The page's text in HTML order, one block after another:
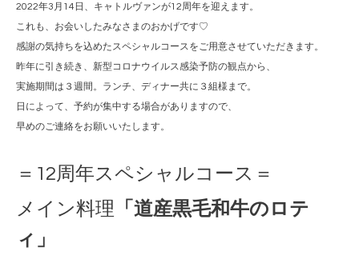
2022年3月14日、キャトルヴァンが12周年を迎えます。
これも、お会いしたみなさまのおかげです♡
感謝の気持ちを込めたスペシャルコースをご用意させていただきます。
昨年に引き続き、新型コロナウイルス感染予防の観点から、
実施期間は３週間。ランチ、ディナー共に３組様まで。
日によって、予約が集中する場合がありますので、
早めのご連絡をお願いいたします。
＝12周年スペシャルコース＝
メイン料理 「道産黒毛和牛のロテ
ィ」